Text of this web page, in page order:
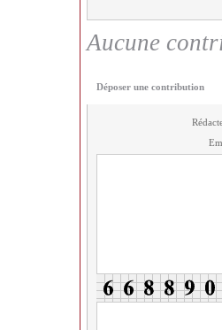
Aucune
Déposer une contribution